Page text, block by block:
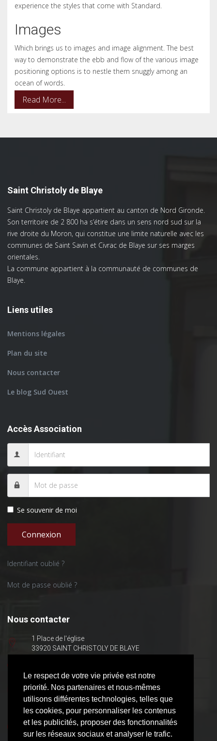
Le respect de votre vie privée est notre
priorité. Nos partenaires et nous-mêmes
utilisons différentes technologies, telles que
les cookies, pour personnaliser les contenus
et les publicités, proposer des fonctionnalités
sur les réseaux sociaux et analyser le trafic.
experience the styles that come with Standard.
Images
Which brings us to images and image alignment. The best
way to demonstrate the ebb and flow of the various image
positioning options is to nestle them snuggly among an
ocean of words.
Read More...
Saint Christoly de Blaye
Saint Christoly de Blaye appartient au canton de Nord Gironde.
Son territoire de 2 800 ha s’étire dans un sens nord sud sur la
rive droite du Moron, qui constitue une limite naturelle avec les
communes de Saint Savin et Civrac de Blaye sur ses marges
orientales.
La commune appartient à la communauté de communes de
Blaye.
Liens utiles
Mentions légales
Plan du site
Nous contacter
Le blog Sud Ouest
Accès Association
Se souvenir de moi
Connexion
Identifiant oublié ?
Mot de passe oublié ?
Nous contacter
1 Place de l'église
33920 SAINT CHRISTOLY DE BLAYE
mairie@saint-christoly.fr
Lundi : 9h - 12h
Mardi : 9h 12h - 14h 17h
Mercredi : 9h 12h - 14h 17h
Jeudi : 9h 12h